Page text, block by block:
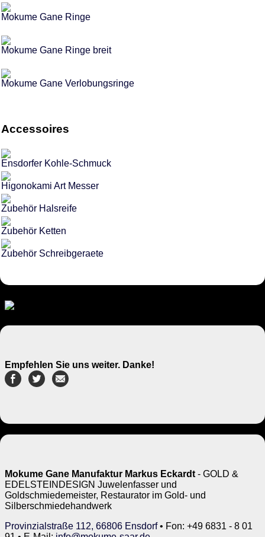
Mokume Gane Ringe
Mokume Gane Ringe breit
Mokume Gane Verlobungsringe
Accessoires
Ensdorfer Kohle-Schmuck
Higonokami Art Messer
Zubehör Halsreife
Zubehör Ketten
Zubehör Schreibgeraete
Empfehlen Sie uns weiter. Danke!
Mokume Gane Manufaktur Markus Eckardt - GOLD &
EDELSTEINDESIGN Juwelenfasser und
Goldschmiedemeister, Restaurator im Gold- und
Silberschmiedehandwerk
Provinzialstraße 112, 66806 Ensdorf• Fon: +49 6831 - 8 01